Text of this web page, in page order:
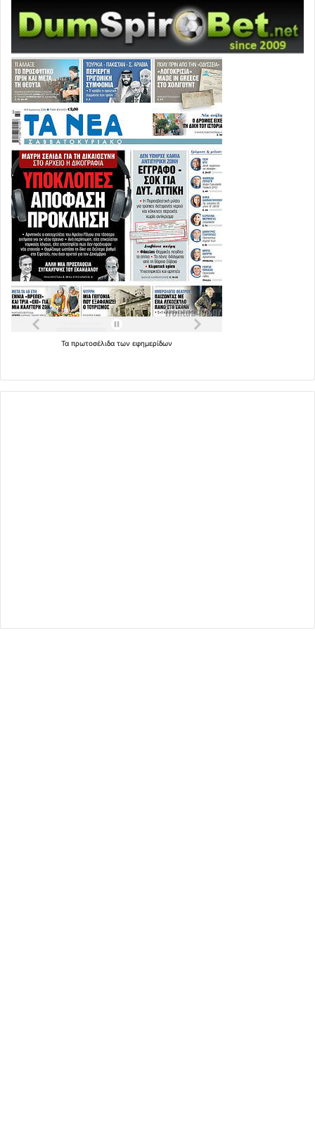
Τα πρωτοσέλιδα των εφημερίδων